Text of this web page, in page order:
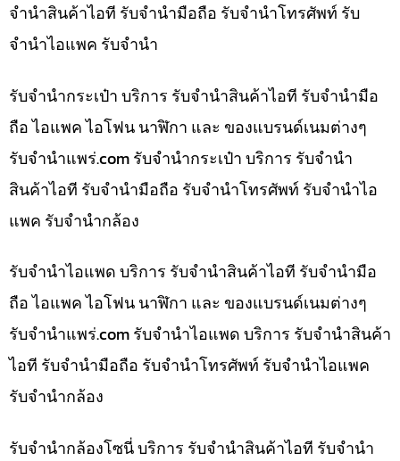
จำนำสินค้าไอที รับจำนำมือถือ รับจำนำโทรศัพท์ รับ
จำนำไอแพค รับจำนำ
รับจำนำกระเป๋า บริการ รับจำนำสินค้าไอที รับจำนำมือ
ถือ ไอแพค ไอโฟน นาฬิกา และ ของแบรนด์เนมต่างๆ
รับจํานําแพร่.com รับจำนำกระเป๋า บริการ รับจำนำ
สินค้าไอที รับจำนำมือถือ รับจำนำโทรศัพท์ รับจำนำไอ
แพค รับจำนำกล้อง
รับจำนำไอแพด บริการ รับจำนำสินค้าไอที รับจำนำมือ
ถือ ไอแพค ไอโฟน นาฬิกา และ ของแบรนด์เนมต่างๆ
รับจํานําแพร่.com รับจำนำไอแพด บริการ รับจำนำสินค้า
ไอที รับจำนำมือถือ รับจำนำโทรศัพท์ รับจำนำไอแพค
รับจำนำกล้อง
รับจำนำกล้องโซนี่ บริการ รับจำนำสินค้าไอที รับจำนำ